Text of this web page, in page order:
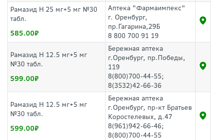
Рамазид Н 25 мг+5 мг №30
табл.
585.00
Аптека "Фармаимпекс"
г. Оренбург,
пр.Гагарина,29Б
8 800 700 91 19
Рамазид Н 12.5 мг+5 мг
№30 табл.
599.00
Бережная аптека
г.Оренбург, пр.Победы,
119
8(800)700-44-55;
8(3532)42-66-36
Рамазид Н 12.5 мг+5 мг
№30 табл.
599.00
Бережная аптека
г.Оренбург, пр-кт Братьев
Коростелевых, д.47
8(961)942-66-46;
8(800)700-44-55